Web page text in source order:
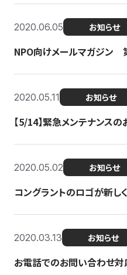
2020.06.05 お知らせ
NPO向けメールマガジン
2020.05.11 お知らせ
【5/14】緊急メンテナンスの
2020.05.02 お知らせ
コングラントのロゴが新し
2020.03.13 お知らせ
お電話でのお問い合わせ